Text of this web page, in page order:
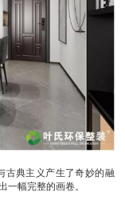
古典主义产生了奇妙的融
一幅完整的画卷。